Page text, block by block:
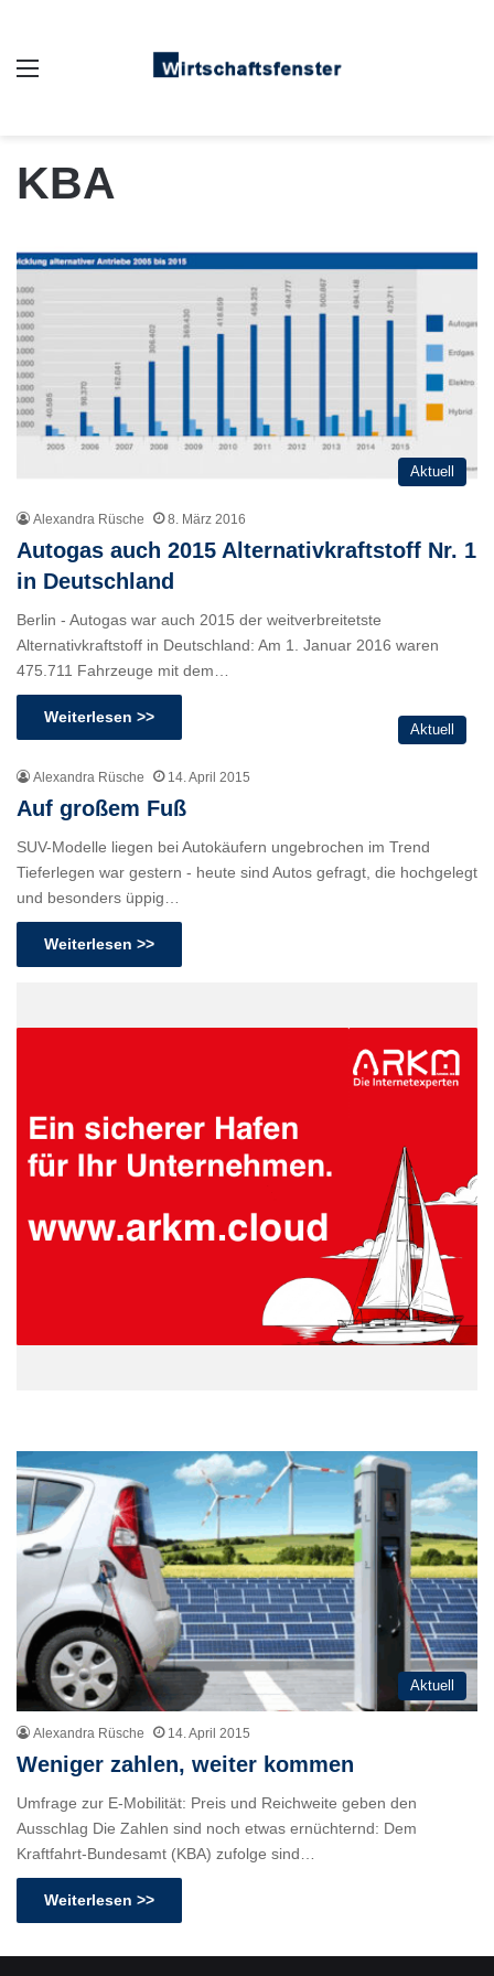
KBA
Aktuell
Alexandra Rüsche 8. März 2016
Autogas auch 2015 Alternativkraftstoff Nr. 1
in Deutschland
Berlin - Autogas war auch 2015 der weitverbreitetste
Alternativkraftstoff in Deutschland: Am 1. Januar 2016 waren
475.711 Fahrzeuge mit dem…
Weiterlesen >>
Aktuell
Alexandra Rüsche 14. April 2015
Auf großem Fuß
SUV-Modelle liegen bei Autokäufern ungebrochen im Trend
Tieferlegen war gestern - heute sind Autos gefragt, die hochgelegt
und besonders üppig…
Weiterlesen >>
Aktuell
Alexandra Rüsche 14. April 2015
Weniger zahlen, weiter kommen
Umfrage zur E-Mobilität: Preis und Reichweite geben den
Ausschlag Die Zahlen sind noch etwas ernüchternd: Dem
Kraftfahrt-Bundesamt (KBA) zufolge sind…
Weiterlesen >>